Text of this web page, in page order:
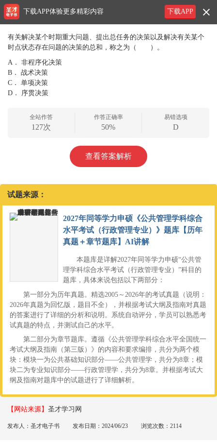
有关解决某个时期重大问题、提出总任务的决策以及解决有关某个
时点状态存在问题的决策的总和，称之为（ ）。
A．
非程序化决策
B．
战术决策
C．
单项决策
D．
序贯决策
全站作答
127次
作答正确率
50%
易错选项
D
查看答案解析
试题来源：
2027年同等学力申硕《公共管理学科综合
水平考试（行政管理专业）》题库【历年
真题＋章节题库】AI讲解
本题库是详解2027年同等学力申硕“公共管
理学科综合水平考试（行政管理专业）”科目的
题库，具体来说包括以下两部分：
第一部分为历年真题。精选2005～2026年的考试真题（说明：
2026年真题为回忆版，题目不全），并根据考试大纲及指南对真题
的答案进行了详细的分析和说明。系统自动评分，学员可以熟悉考
试真题的特点，并测试自己的水平。
第二部分为章节题库。遵循《公共管理学科综合水平全国统一
考试大纲及指南（第三版）》的内容和要求编排，共分为两个模
块：模块一为公共基础知识部分——公共管理学，共分为8章；模
块二为专业知识部分——行政管理学，共分为8章。并根据考试大
纲及指南对题库中的试题进行了详细解析。
【网站来源】 圣才学习网
发布人：圣才电子书 发布日期：2024/06/23 浏览次数：2114
下载APP
下载APP体验更多精彩内容